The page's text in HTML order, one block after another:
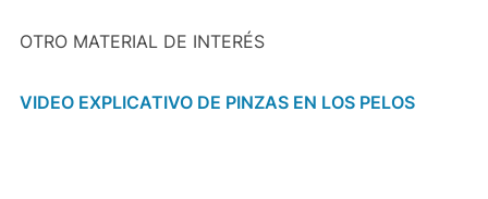
OTRO MATERIAL DE INTERÉS
VIDEO EXPLICATIVO DE PINZAS EN LOS PELOS